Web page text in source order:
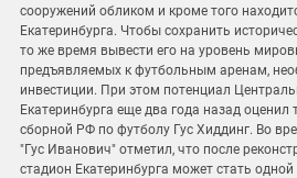
сооружений обликом и кроме того
Екатеринбурга. Чтобы сохранить
то же время вывести его на уровень
предъявляемых к футбольным аренам,
инвестиции. При этом потенциал
Екатеринбурга еще два года назад
сборной РФ по футболу Гус Хиддинг. Во
"Гус Иванович" отметил, что после
стадион Екатеринбурга может стать